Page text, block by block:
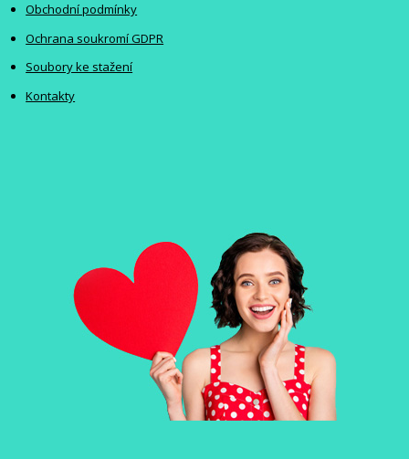
Obchodní podmínky
Ochrana soukromí GDPR
Soubory ke stažení
Kontakty